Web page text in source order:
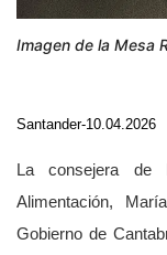
Imagen de la Mesa
Santander-10.04.2026
La consejera de
Alimentación,
Gobierno de